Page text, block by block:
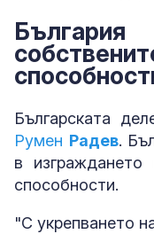
Българската
Румен Радев.
в изграждането
способности.
"С укрепването